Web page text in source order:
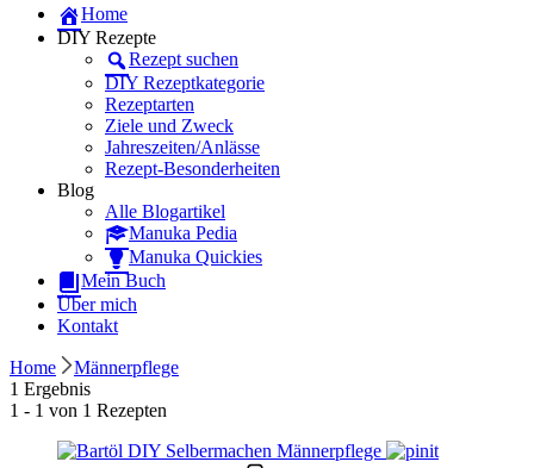
Manuka Magic – Natürlich schön:
Dein interaktiver DIY Beautyblog
Home
DIY Rezepte
Rezept suchen
DIY Rezeptkategorie
Rezeptarten
Ziele und Zweck
Jahreszeiten/Anlässe
Rezept-Besonderheiten
Blog
Alle Blogartikel
Manuka Pedia
Manuka Quickies
Mein Buch
Über mich
Kontakt
Home
Männerpflege
1 Ergebnis
1 - 1 von 1 Rezepten